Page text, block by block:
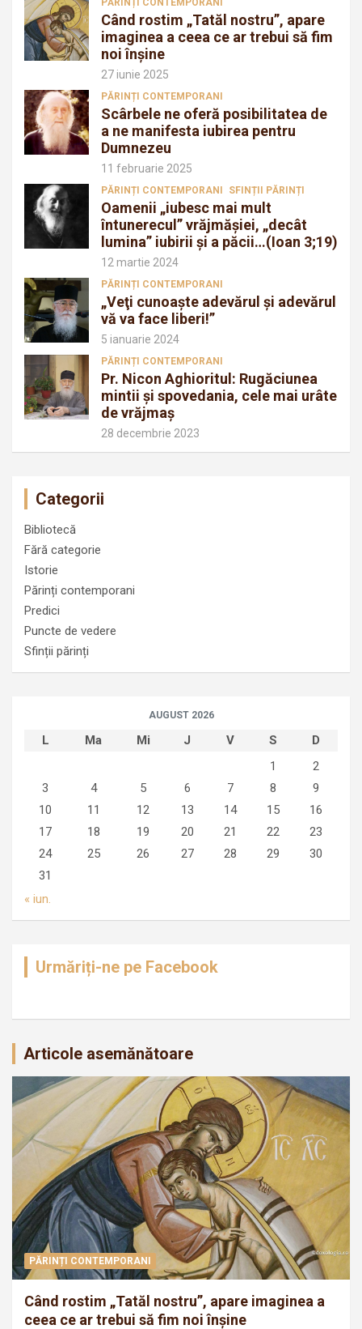
Când rostim „Tatăl nostru”, apare
imaginea a ceea ce ar trebui să fim
noi înșine
27 iunie 2025
PĂRINȚI CONTEMPORANI
Scârbele ne oferă posibilitatea de
a ne manifesta iubirea pentru
Dumnezeu
11 februarie 2025
PĂRINȚI CONTEMPORANI SFINȚII PĂRINȚI
Oamenii „iubesc mai mult
întunerecul” vrăjmăşiei, „decât
lumina” iubirii şi a păcii…(Ioan 3;19)
12 martie 2024
PĂRINȚI CONTEMPORANI
„Veţi cunoaşte adevărul şi adevărul
vă va face liberi!”
5 ianuarie 2024
PĂRINȚI CONTEMPORANI
Pr. Nicon Aghioritul: Rugăciunea
mintii și spovedania, cele mai urâte
de vrăjmaș
28 decembrie 2023
Categorii
Bibliotecă
Fără categorie
Istorie
Părinți contemporani
Predici
Puncte de vedere
Sfinții părinți
AUGUST 2026
L Ma Mi J V S
D
1
2
3
4 5 6 7 8
9
10
11 12 13 14 15
16
17
18 19 20 21 22
23
24
25 26 27 28 29
30
31
« iun.
Urmăriți-ne pe Facebook
Articole asemănătoare
PĂRINȚI CONTEMPORANI
Când rostim „Tatăl nostru”, apare imaginea a
ceea ce ar trebui să fim noi înșine